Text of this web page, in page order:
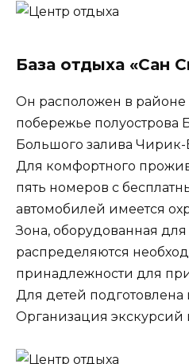
База отдыха «Сан
Он расположен в
побережье полуострова
Большого залива
Для комфортного
пять номеров с
автомобилей имеется
Зона, оборудованная
распределяются
принадлежности для
Для детей
Организация экскурсий